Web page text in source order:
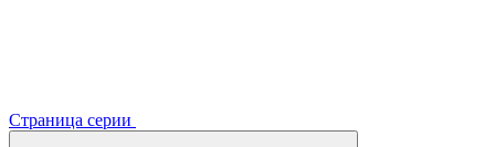
Страница серии